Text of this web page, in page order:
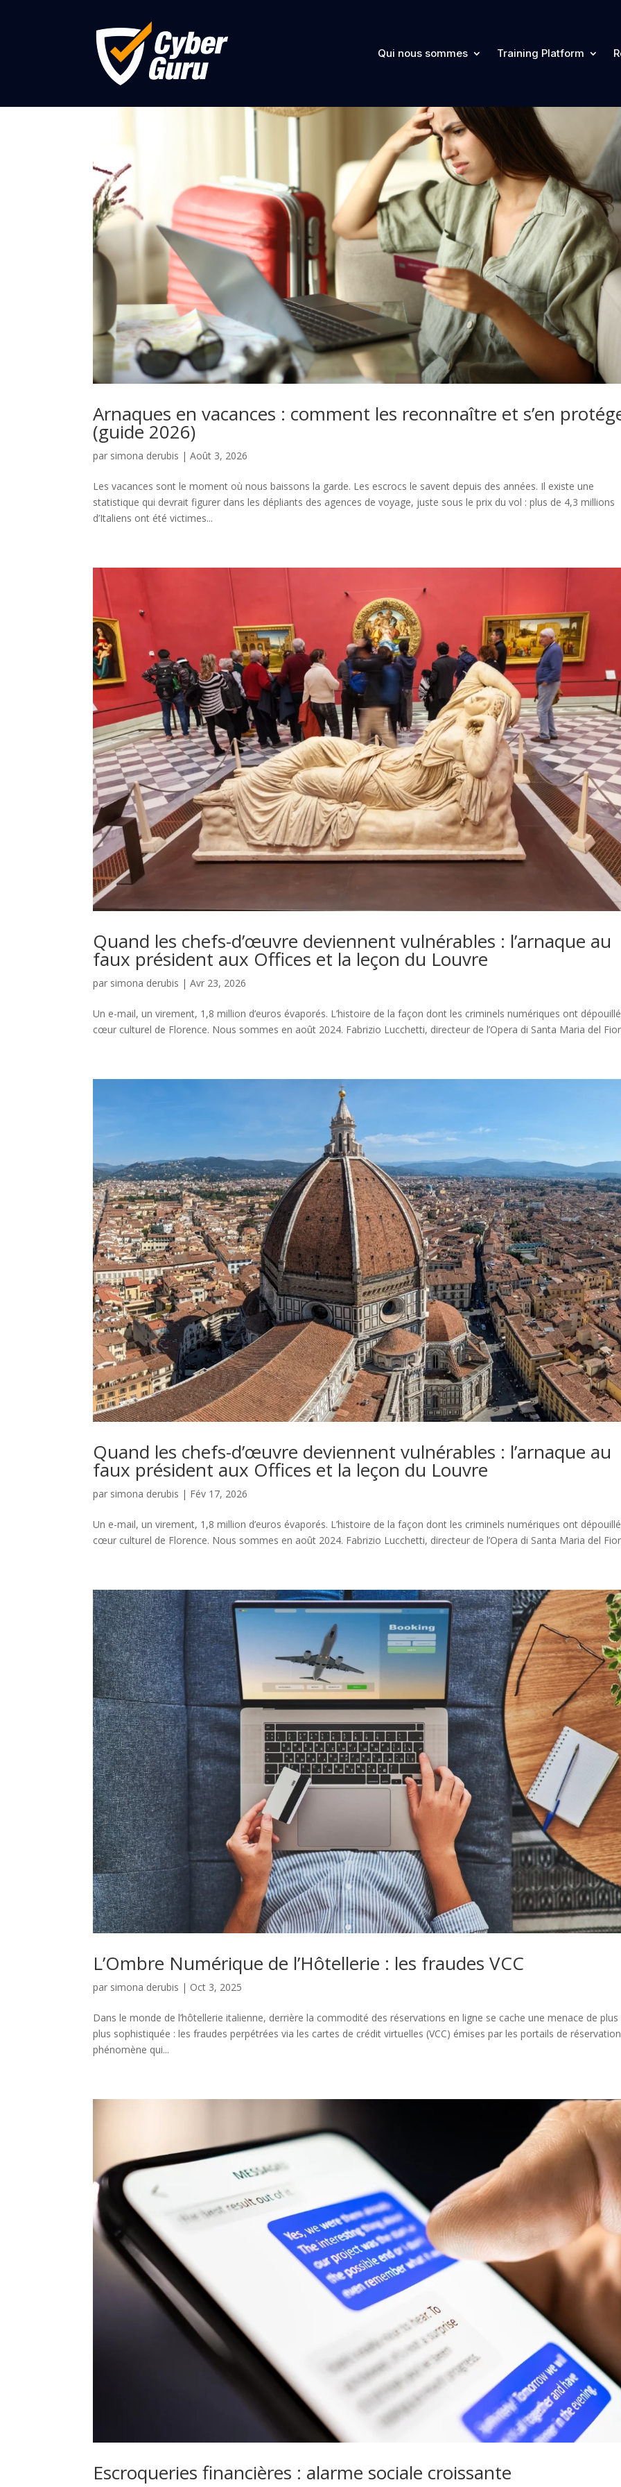
Qui nous sommes Training Platform
Arnaques en vacances : comment les reconnaître et s’en
(guide 2026)
par simona derubis |Août 3, 2026
Les vacances sont le moment où nous baissons la garde. Les escrocs le savent depuis des années. Il existe une
statistique qui devrait figurer dans les dépliants des agences de voyage, juste sous le prix du vol : plus de 4,3 millions
d’Italiens ont été victimes...
Quand les chefs-d’œuvre deviennent vulnérables : l’arnaque au
faux président aux Offices et la leçon du Louvre
par simona derubis |Avr 23, 2026
Un e-mail, un virement, 1,8 million d’euros évaporés. L’histoire de la façon dont les criminels numériques ont
cœur culturel de Florence. Nous sommes en août 2024. Fabrizio Lucchetti, directeur de l’Opera di Santa Maria del
Quand les chefs-d’œuvre deviennent vulnérables : l’arnaque au
faux président aux Offices et la leçon du Louvre
par simona derubis | Fév 17, 2026
Un e-mail, un virement, 1,8 million d’euros évaporés. L’histoire de la façon dont les criminels numériques ont
cœur culturel de Florence. Nous sommes en août 2024. Fabrizio Lucchetti, directeur de l’Opera di Santa Maria del
L’Ombre Numérique de l’Hôtellerie : les fraudes VCC
par simona derubis | Oct 3, 2025
Dans le monde de l’hôtellerie italienne, derrière la commodité des réservations en ligne se cache une menace de plus
plus sophistiquée : les fraudes perpétrées via les cartes de crédit virtuelles (VCC) émises par les portails de
phénomène qui...
Escroqueries financières : alarme sociale croissante